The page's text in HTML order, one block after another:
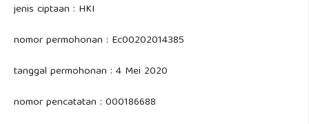
jenis ciptaan : HKI
nomor permohonan : Ec00202014385
tanggal permohonan : 4 Mei 2020
nomor pencatatan : 000186688